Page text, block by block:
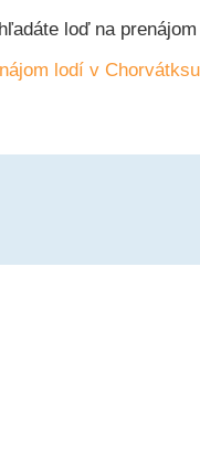
loď na
lodí v Chorvátksu